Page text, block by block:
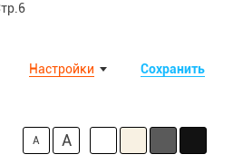
Сохранить
Настройки
A A